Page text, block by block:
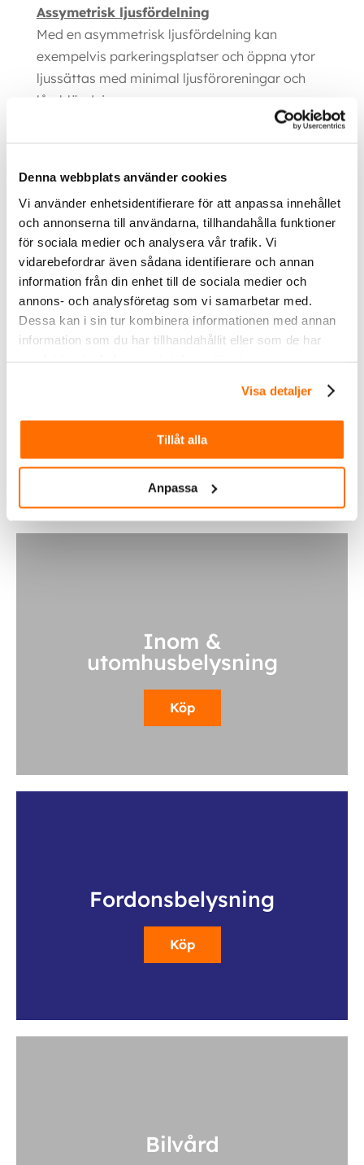
Denna webbplats använder cookies
Vi använder enhetsidentifierare för att anpassa innehållet
och annonserna till användarna, tillhandahålla funktioner
för sociala medier och analysera vår trafik. Vi
vidarebefordrar även sådana identifierare och annan
information från din enhet till de sociala medier och
annons- och analysföretag som vi samarbetar med.
Dessa kan i sin tur kombinera informationen med annan
information som du har tillhandahållit eller som de har
Visa detaljer
Tillåt alla
Anpassa
Assymetrisk ljusfördelning
Med en asymmetrisk ljusfördelning kan
exempelvis parkeringsplatser och öppna ytor
ljussättas med minimal ljusföroreningar och
låg bländning.
Ytterligare information
50w, 100w, 150w, 200w,
300w
Lumen
5830, 5748, 5936, 6052,
11533, 11832, 12145, 12630,
17374, 17752, 18064,
18691, 22952, 23759,
24225, 24645, 35308,
30, 30×60, 60, 65×120
Kelvin 4000
Styrning On/off
Fordonsbelysning
Köp
Inom &
utomhusbelysning
Köp
Bilvård